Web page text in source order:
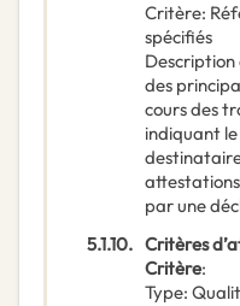
Critère:
spécifiés
des
cours des
indiquant
par une
5.1.10. Critères
Critère:
Type: